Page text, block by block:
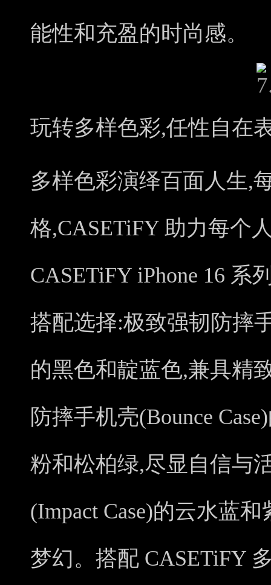
能性和充盈的时尚感。
玩转多样色彩,任性自在
多样色彩演绎百面人生,
格,CASETiFY 助力每个
CASETiFY iPhone 16 系
搭配选择:极致强韧防摔
的黑色和靛蓝色,兼具精
防摔手机壳(Bounce
粉和松柏绿,尽显自信与
(Impact Case)的云水蓝
梦幻。搭配 CASETiFY